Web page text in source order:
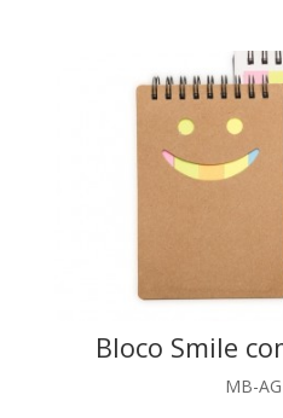
Bloco Smile
MB-